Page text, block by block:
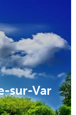
sur-Var